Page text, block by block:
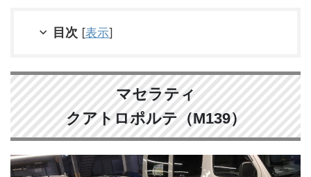
目次 [表示]
マセラティ
クアトロポルテ（M139）